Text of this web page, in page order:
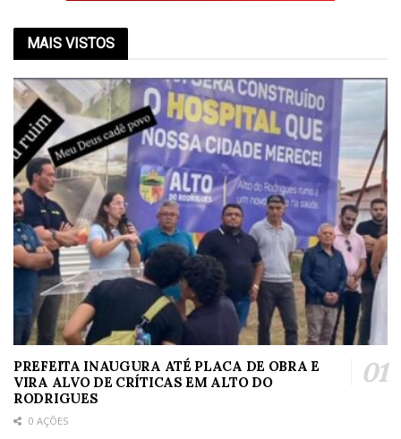
MAIS VISTOS
PREFEITA INAUGURA ATÉ PLACA DE OBRA E
VIRA ALVO DE CRÍTICAS EM ALTO DO
RODRIGUES
0 AÇÕES